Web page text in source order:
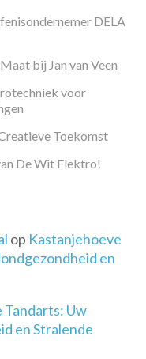
DELA
bij Jan van Veen
voor
Toekomst
De Wit Elektro!
op Kastanjehoeve
en
Tandarts: Uw
en Stralende